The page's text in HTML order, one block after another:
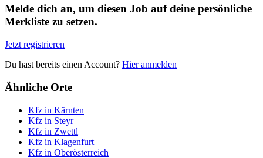
Melde dich an, um diesen Job auf deine persönliche
Merkliste zu setzen.
Jetzt registrieren
Du hast bereits einen Account? Hier anmelden
Ähnliche Orte
Kfz in Kärnten
Kfz in Steyr
Kfz in Zwettl
Kfz in Klagenfurt
Kfz in Oberösterreich